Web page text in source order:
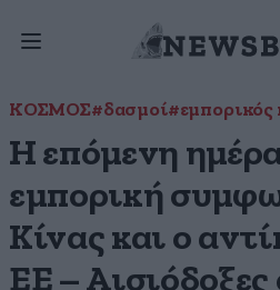
ΚΟΣΜΟΣ#δασμοί#εμπορικός
Η επόμενη
εμπορική
Κίνας και ο
ΕΕ – Αισιόδοξες